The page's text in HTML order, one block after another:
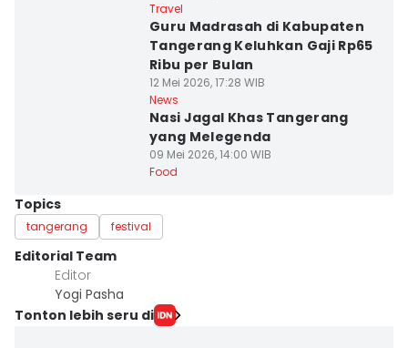
Travel
Guru Madrasah di Kabupaten
Tangerang Keluhkan Gaji Rp65
Ribu per Bulan
12 Mei 2026, 17:28 WIB
News
Nasi Jagal Khas Tangerang
yang Melegenda
09 Mei 2026, 14:00 WIB
Food
Topics
tangerang festival
Editorial Team
Editor
Yogi Pasha
Tonton lebih seru di